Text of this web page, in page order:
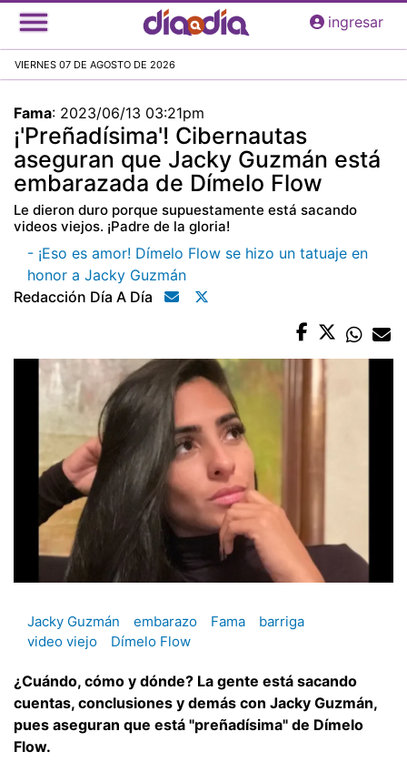
Pasar
al
principal
ingresar
VIERNES 07 DE AGOSTO DE 2026
Fama: 2023/06/13 03:21pm
¡'Preñadísima'! Cibernautas
aseguran que Jacky Guzmán está
embarazada de Dímelo Flow
Le dieron duro porque supuestamente está sacando
videos viejos. ¡Padre de la gloria!
- ¡Eso es amor! Dímelo Flow se hizo un tatuaje en
honor a Jacky Guzmán
Redacción Día A Día
Jacky Guzmán embarazo Fama
barriga
video viejo
Dímelo Flow
¿Cuándo, cómo y dónde? La gente está sacando
cuentas, conclusiones y demás con Jacky Guzmán,
pues aseguran que está "preñadísima" de Dímelo
Flow.